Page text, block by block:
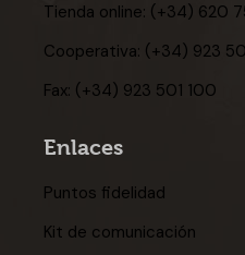
Tienda online: (+34) 620
Cooperativa: (+34) 923
Fax: (+34) 923 501 100
Enlaces
Puntos fidelidad
Kit de comunicación